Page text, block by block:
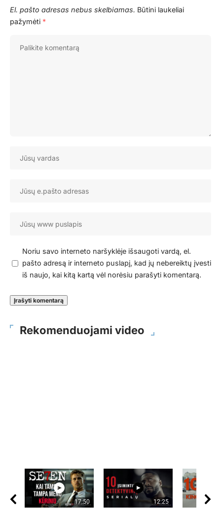
El. pašto adresas nebus skelbiamas. Būtini laukeliai
pažymėti *
Noriu savo interneto naršyklėje išsaugoti vardą, el.
pašto adresą ir interneto puslapį, kad jų nebereiktų įvesti
iš naujo, kai kitą kartą vėl norėsiu parašyti komentarą.
Rekomenduojami video
17:50 12:25